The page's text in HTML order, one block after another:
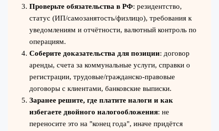
Проверьте обязательства в РФ: резидентство,
статус (ИП/самозанятость/физлицо), требования к
уведомлениям и отчётности, валютный контроль по
операциям.
Соберите доказательства для позиции: договор
аренды, счета за коммунальные услуги, справки о
регистрации, трудовые/гражданско‑правовые
договоры с клиентами, банковские выписки.
Заранее решите, где платите налоги и как
избегаете двойного налогообложения: не
переносите это на "конец года", иначе придётся